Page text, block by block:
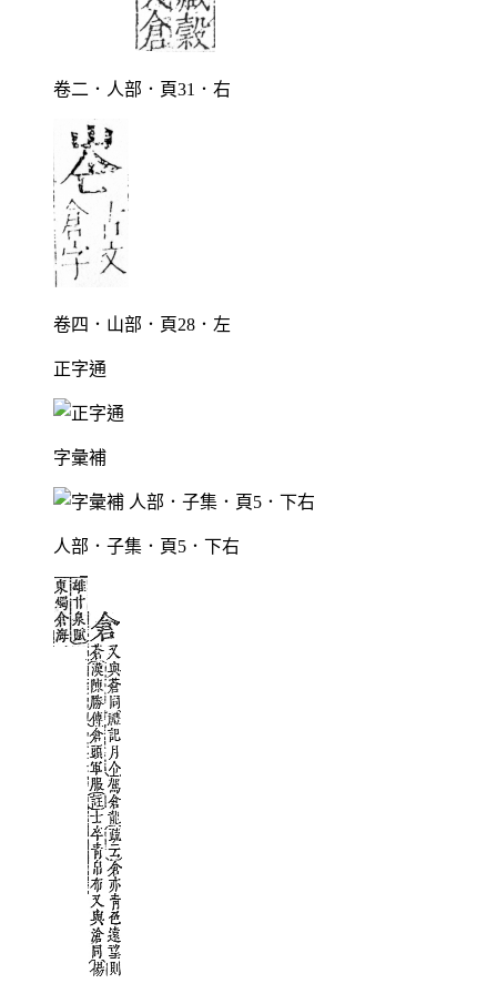
卷二．人部．頁31．右
卷四．山部．頁28．左
正字通
字彙補
人部．子集．頁5．下右